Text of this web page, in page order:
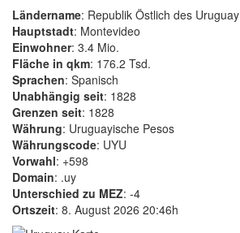
Ländername: Republik Östlich des Uruguay
Hauptstadt: Montevideo
Einwohner: 3.4 Mio.
Fläche in qkm: 176.2 Tsd.
Sprachen: Spanisch
Unabhängig seit: 1828
Grenzen seit: 1828
Währung: Uruguayische Pesos
Währungscode: UYU
Vorwahl: +598
Domain: .uy
Unterschied zu MEZ: -4
Ortszeit: 8. August 2026 20:46h